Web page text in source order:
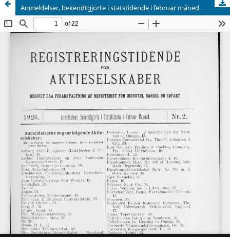
Anmeldelser, bekendtgjorte i statstidende i februar måned.